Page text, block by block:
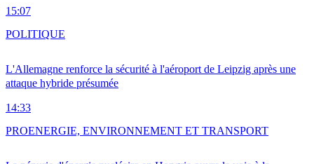
15:07
L'Allemagne renforce la sécurité à l'aéroport de Leipzig après une
attaque hybride présumée
14:33
POLITIQUE
PROENERGIE, ENVIRONNEMENT ET TRANSPORT